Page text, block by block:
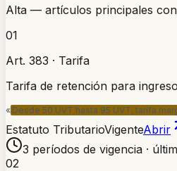
Alta — artículos principales
01
Art. 383 · Tarifa
Tarifa de retención para
« Desde 50 UVT hasta 95 UVT, tarifa
Estatuto TributarioVigenteAbrir
3 períodos de vigencia ·
02